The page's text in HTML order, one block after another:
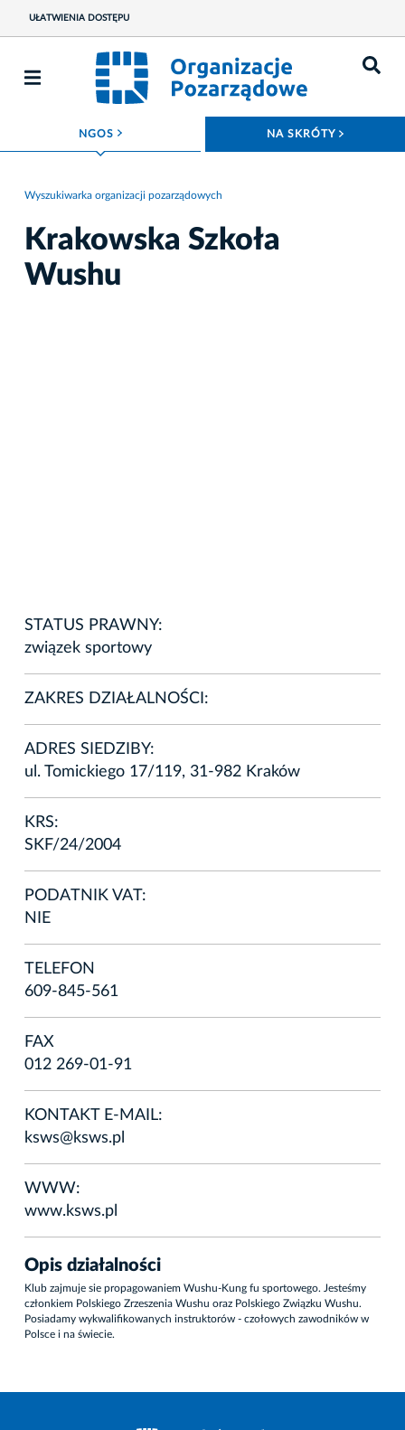
UŁATWIENIA DOSTĘPU
NGOS ROZWIŃ MENU NA SKRÓTY
Wyszukiwarka organizacji pozarządowych
Krakowska Szkoła
Wushu
STATUS PRAWNY:
związek sportowy
ZAKRES DZIAŁALNOŚCI:
ADRES SIEDZIBY:
ul. Tomickiego 17/119, 31-982 Kraków
KRS:
SKF/24/2004
PODATNIK VAT:
NIE
TELEFON
609-845-561
FAX
012 269-01-91
KONTAKT E-MAIL:
ksws@ksws.pl
WWW:
www.ksws.pl
Opis działalności
Klub zajmuje sie propagowaniem Wushu-Kung fu sportowego. Jesteśmy
członkiem Polskiego Zrzeszenia Wushu oraz Polskiego Związku Wushu.
Posiadamy wykwalifikowanych instruktorów - czołowych zawodników w
Polsce i na świecie.